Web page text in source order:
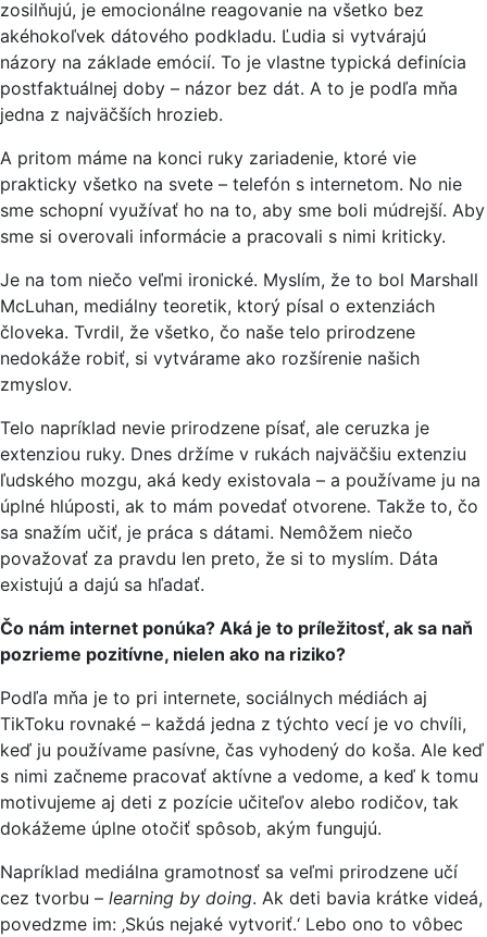
zosilňujú, je emocionálne reagovanie na všetko bez
akéhokoľvek dátového podkladu. Ľudia si vytvárajú
názory na základe emócií. To je vlastne typická definícia
postfaktuálnej doby – názor bez dát. A to je podľa mňa
jedna z najväčších hrozieb.
A pritom máme na konci ruky zariadenie, ktoré vie
prakticky všetko na svete – telefón s internetom. No nie
sme schopní využívať ho na to, aby sme boli múdrejší. Aby
sme si overovali informácie a pracovali s nimi kriticky.
Je na tom niečo veľmi ironické. Myslím, že to bol Marshall
McLuhan, mediálny teoretik, ktorý písal o extenziách
človeka. Tvrdil, že všetko, čo naše telo prirodzene
nedokáže robiť, si vytvárame ako rozšírenie našich
zmyslov.
Telo napríklad nevie prirodzene písať, ale ceruzka je
extenziou ruky. Dnes držíme v rukách najväčšiu extenziu
ľudského mozgu, aká kedy existovala – a používame ju na
úplné hlúposti, ak to mám povedať otvorene. Takže to, čo
sa snažím učiť, je práca s dátami. Nemôžem niečo
považovať za pravdu len preto, že si to myslím. Dáta
existujú a dajú sa hľadať.
Čo nám internet ponúka? Aká je to príležitosť, ak sa naň
pozrieme pozitívne, nielen ako na riziko?
Podľa mňa je to pri internete, sociálnych médiách aj
TikToku rovnaké – každá jedna z týchto vecí je vo chvíli,
keď ju používame pasívne, čas vyhodený do koša. Ale keď
s nimi začneme pracovať aktívne a vedome, a keď k tomu
motivujeme aj deti z pozície učiteľov alebo rodičov, tak
dokážeme úplne otočiť spôsob, akým fungujú.
Napríklad mediálna gramotnosť sa veľmi prirodzene učí
cez tvorbu – learning by doing. Ak deti bavia krátke videá,
povedzme im: ‚Skús nejaké vytvoriť.‘ Lebo ono to vôbec